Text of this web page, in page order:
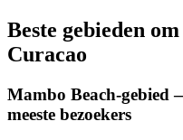
Beste gebieden
Curacao
Mambo Beach-gebied
meeste bezoekers